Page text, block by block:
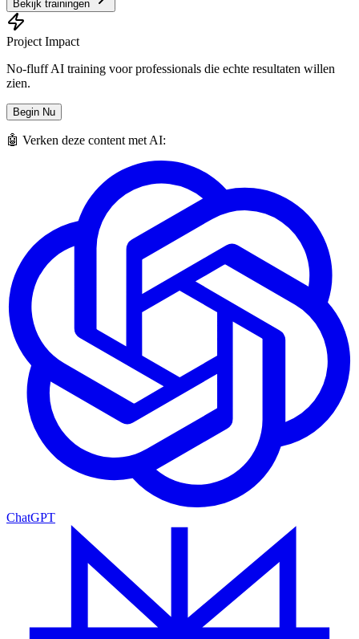
Bekijk trainingen
Project Impact
No-fluff AI training voor professionals die echte resultaten willen
zien.
Begin Nu
🤖 Verken deze content met AI:
ChatGPT